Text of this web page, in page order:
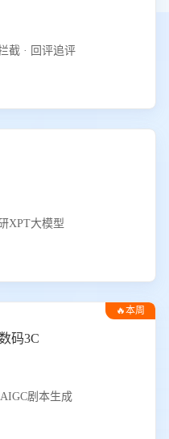
售后智能客服 · 智能建单 · 物流拦截 · 回评追评
XPT大模型
🔥本周
码3C
剧本生成